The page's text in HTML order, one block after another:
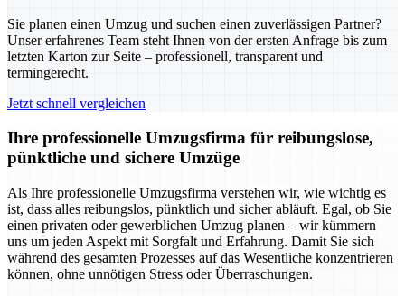
Sie planen einen Umzug und suchen einen zuverlässigen Partner?
Unser erfahrenes Team steht Ihnen von der ersten Anfrage bis zum
letzten Karton zur Seite – professionell, transparent und
termingerecht.
Jetzt schnell vergleichen
Ihre professionelle Umzugsfirma für reibungslose,
pünktliche und sichere Umzüge
Als Ihre professionelle Umzugsfirma verstehen wir, wie wichtig es
ist, dass alles reibungslos, pünktlich und sicher abläuft. Egal, ob Sie
einen privaten oder gewerblichen Umzug planen – wir kümmern
uns um jeden Aspekt mit Sorgfalt und Erfahrung. Damit Sie sich
während des gesamten Prozesses auf das Wesentliche konzentrieren
können, ohne unnötigen Stress oder Überraschungen.